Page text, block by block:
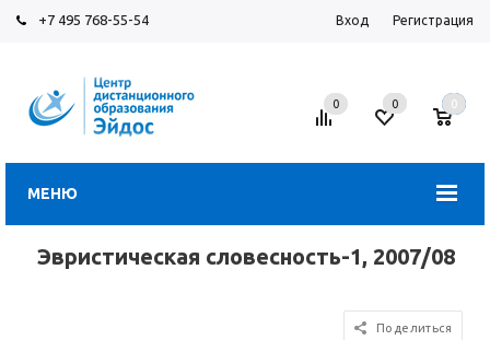
+7 495 768-55-54 Вход Регистрация
МЕНЮ
0 0 0
Эвристическая словесность-1, 2007/08
Поделиться